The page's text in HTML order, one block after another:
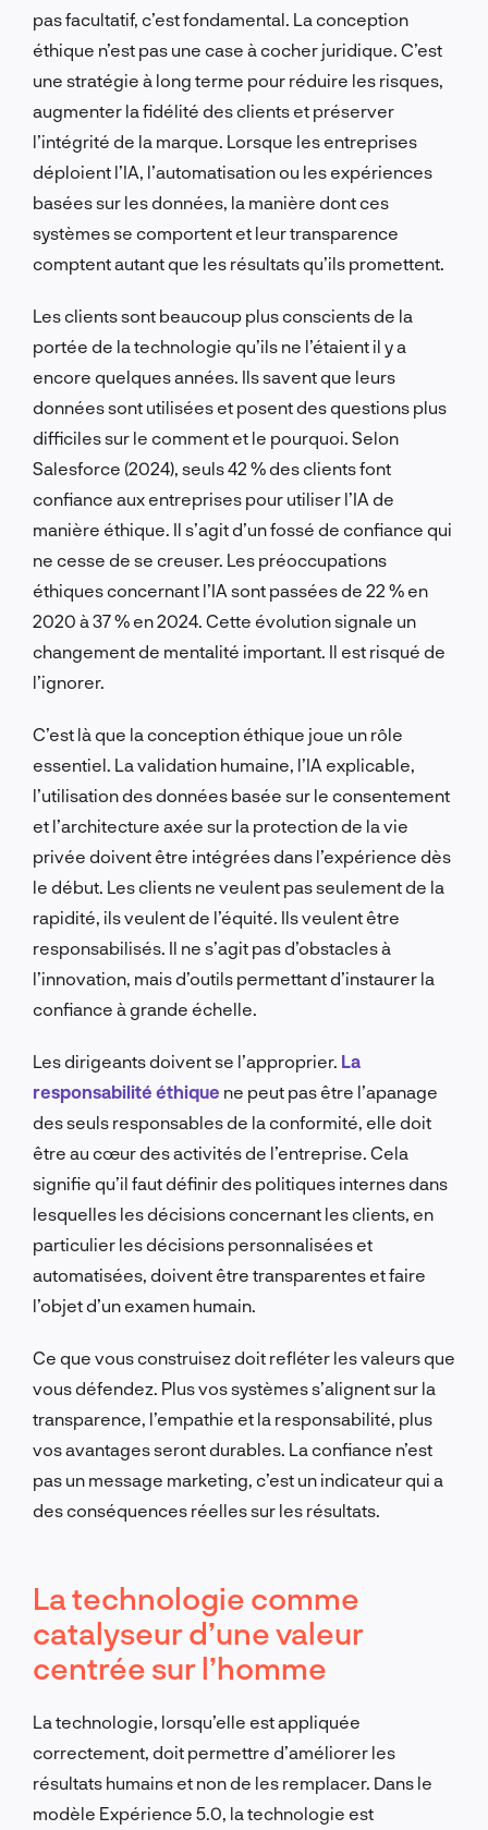
pas facultatif, c’est fondamental. La conception
éthique n’est pas une case à cocher juridique. C’est
une stratégie à long terme pour réduire les risques,
augmenter la fidélité des clients et préserver
l’intégrité de la marque. Lorsque les entreprises
déploient l’IA, l’automatisation ou les expériences
basées sur les données, la manière dont ces
systèmes se comportent et leur transparence
comptent autant que les résultats qu’ils promettent.
Les clients sont beaucoup plus conscients de la
portée de la technologie qu’ils ne l’étaient il y a
encore quelques années. Ils savent que leurs
données sont utilisées et posent des questions plus
difficiles sur le comment et le pourquoi. Selon
Salesforce (2024), seuls 42 % des clients font
confiance aux entreprises pour utiliser l’IA de
manière éthique. Il s’agit d’un fossé de confiance qui
ne cesse de se creuser. Les préoccupations
éthiques concernant l’IA sont passées de 22 % en
2020 à 37 % en 2024. Cette évolution signale un
changement de mentalité important. Il est risqué de
l’ignorer.
C’est là que la conception éthique joue un rôle
essentiel. La validation humaine, l’IA explicable,
l’utilisation des données basée sur le consentement
et l’architecture axée sur la protection de la vie
privée doivent être intégrées dans l’expérience dès
le début. Les clients ne veulent pas seulement de la
rapidité, ils veulent de l’équité. Ils veulent être
responsabilisés. Il ne s’agit pas d’obstacles à
l’innovation, mais d’outils permettant d’instaurer la
confiance à grande échelle.
Les dirigeants doivent se l’approprier. La
responsabilité éthique ne peut pas être l’apanage
des seuls responsables de la conformité, elle doit
être au cœur des activités de l’entreprise. Cela
signifie qu’il faut définir des politiques internes dans
lesquelles les décisions concernant les clients, en
particulier les décisions personnalisées et
automatisées, doivent être transparentes et faire
l’objet d’un examen humain.
Ce que vous construisez doit refléter les valeurs que
vous défendez. Plus vos systèmes s’alignent sur la
transparence, l’empathie et la responsabilité, plus
vos avantages seront durables. La confiance n’est
pas un message marketing, c’est un indicateur qui a
des conséquences réelles sur les résultats.
La technologie comme
catalyseur d’une valeur
centrée sur l’homme
La technologie, lorsqu’elle est appliquée
correctement, doit permettre d’améliorer les
résultats humains et non de les remplacer. Dans le
modèle Expérience 5.0, la technologie est